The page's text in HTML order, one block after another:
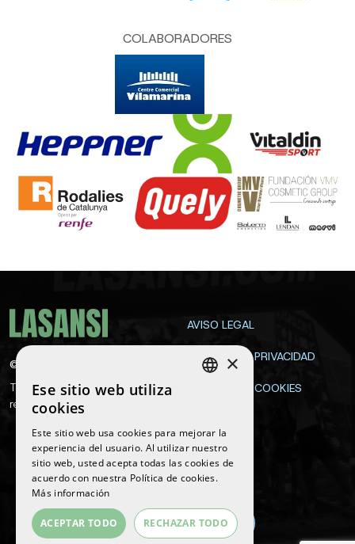
COLABORADORES
©
Todos los derechos
reservados
AVISO LEGAL
POLÍTICA DE PRIVACIDAD
POLÍTICA DE COOKIES
Síguenos
CATALAN
×
Ese sitio web utiliza
cookies
Este sitio web usa cookies para mejorar la
experiencia del usuario. Al utilizar nuestro
sitio web, usted acepta todas las cookies de
acuerdo con nuestra Política de cookies.
Más información
ACEPTAR TODO RECHAZAR TODO